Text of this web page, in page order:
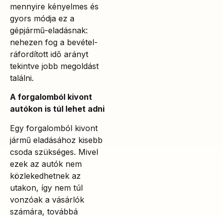
mennyire kényelmes és
gyors módja ez a
gépjármű-eladásnak:
nehezen fog a bevétel-
ráfordított idő arányt
tekintve jobb megoldást
találni.
A forgalomból kivont
autókon is túl lehet adni
Egy forgalomból kivont
jármű eladásához kisebb
csoda szükséges. Mivel
ezek az autók nem
közlekedhetnek az
utakon, így nem túl
vonzóak a vásárlók
számára, továbbá